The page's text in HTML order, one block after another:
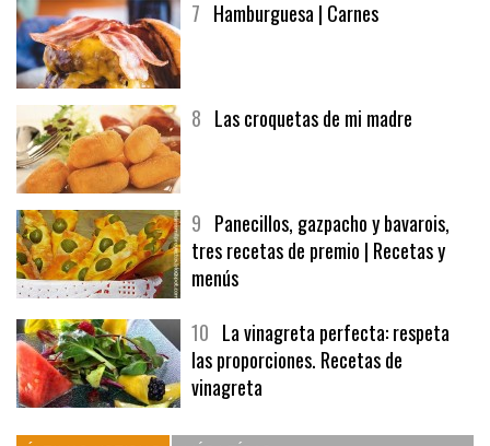
9Panecillos, gazpacho y bavarois,
tres recetas de premio | Recetas y
menús
10La vinagreta perfecta: respeta
las proporciones. Recetas de
vinagreta